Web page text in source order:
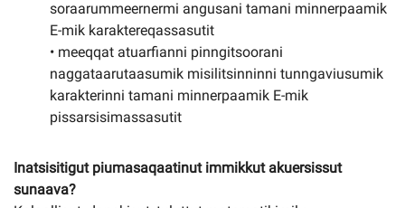
soraarummeernermi angusani tamani minnerpaamik
E-mik karaktereqassasutit
• meeqqat atuarfianni pinngitsoorani
naggataarutaasumik misilitsinninni tunngaviusumik
karakterinni tamani minnerpaamik E-mik
pissarsisimassasutit
Inatsisitigut piumasaqaatinut immikkut akuersissut
sunaava?